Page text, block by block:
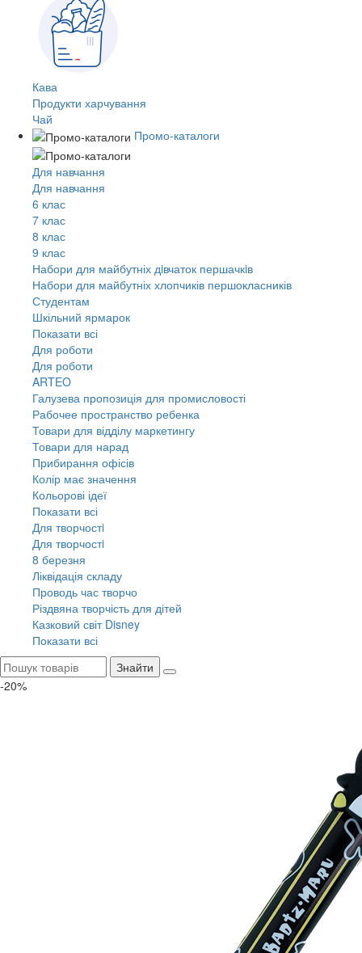
Кава
Продукти харчування
Чай
Промо-каталоги
Для навчання
Для навчання
6 клас
7 клас
8 клас
9 клас
Набори для майбутніх дiвчаток першачкiв
Набори для майбутніх хлопчиків першокласників
Студентам
Шкільний ярмарок
Показати всі
Для роботи
Для роботи
ARTEO
Галузева пропозиція для промисловості
Рабочее пространство ребенка
Товари для відділу маркетингу
Товари для нарад
Прибирання офісів
Колір має значення
Кольорові ідеї
Показати всі
Для творчостi
Для творчостi
8 березня
Ліквідація складу
Проводь час творчо
Різдвяна творчість для дітей
Казковий світ Disney
Показати всі
Знайти
-20%